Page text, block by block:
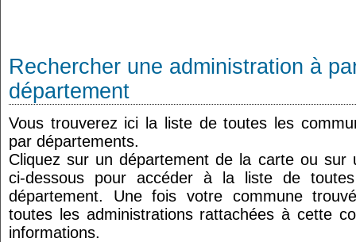
Rechercher une administration à
département
Vous trouverez ici la liste de toutes les
par départements.
Cliquez sur un département de la carte ou sur
ci-dessous pour accéder à la liste de
département. Une fois votre commune
toutes les administrations rattachées à cette
informations.